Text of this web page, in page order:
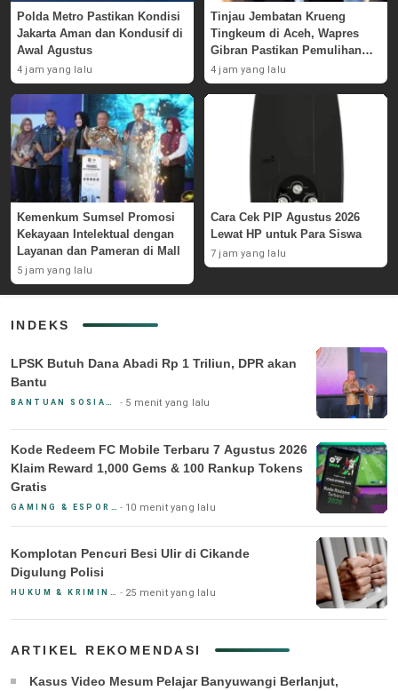
Polda Metro Pastikan Kondisi
Jakarta Aman dan Kondusif di
Awal Agustus
4 jam yang lalu
Tinjau Jembatan Krueng
Tingkeum di Aceh, Wapres
Gibran Pastikan Pemulihan
Pascabencana
4 jam yang lalu
Kemenkum Sumsel Promosi
Kekayaan Intelektual dengan
Layanan dan Pameran di Mall
5 jam yang lalu
Cara Cek PIP Agustus 2026
Lewat HP untuk Para Siswa
7 jam yang lalu
INDEKS
LPSK Butuh Dana Abadi Rp 1 Triliun, DPR akan
Bantu
BANTUAN SOSIAL & PEMERINTAH 5 menit yang lalu
Kode Redeem FC Mobile Terbaru 7 Agustus 2026
Klaim Reward 1,000 Gems & 100 Rankup Tokens
Gratis
10 menit yang lalu
Komplotan Pencuri Besi Ulir di Cikande
Digulung Polisi
HUKUM & KRIMINAL 25 menit yang lalu
ARTIKEL REKOMENDASI
Kasus Video Mesum Pelajar Banyuwangi Berlanjut,